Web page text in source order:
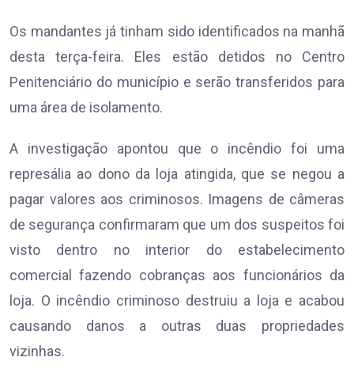
Os mandantes já tinham sido identificados na manhã
desta terça-feira. Eles estão detidos no Centro
Penitenciário do município e serão transferidos para
uma área de isolamento.
A investigação apontou que o incêndio foi uma
represália ao dono da loja atingida, que se negou a
pagar valores aos criminosos. Imagens de câmeras
de segurança confirmaram que um dos suspeitos foi
visto dentro no interior do estabelecimento
comercial fazendo cobranças aos funcionários da
loja. O incêndio criminoso destruiu a loja e acabou
causando danos a outras duas propriedades
vizinhas.